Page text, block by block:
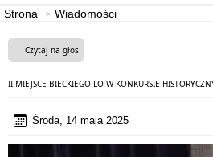
Strona Wiadomości
Czytaj na głos
II MIEJSCE BIECKIEGO LO W KONKURSIE
Środa, 14 maja 2025